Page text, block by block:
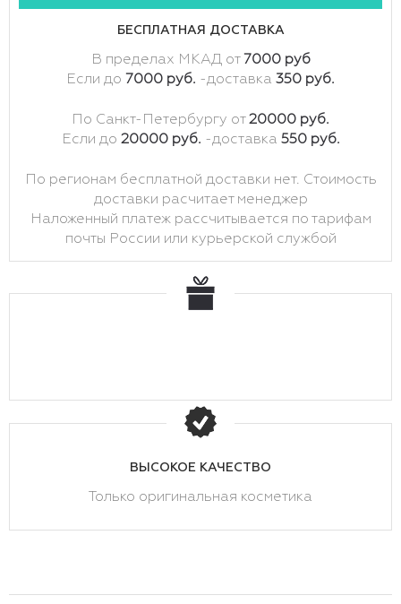
БЕСПЛАТНАЯ ДОСТАВКА
В пределах МКАД от 7000 руб
Если до 7000 руб. -доставка 350 руб.
По Санкт-Петербургу от20000 руб.
Если до 20000 руб. -доставка 550 руб.
По регионам бесплатной доставки нет. Стоимость
доставки расчитает менеджер
Наложенный платеж рассчитывается по тарифам
почты России или курьерской службой
ВЫСОКОЕ КАЧЕСТВО
Только оригинальная косметика